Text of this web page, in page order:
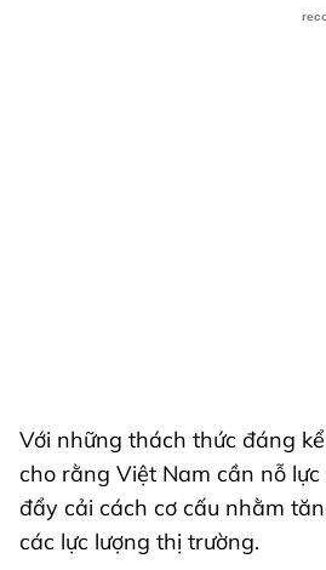
Với những thách thức đáng
cho rằng Việt Nam cần nỗ
đẩy cải cách cơ cấu nhằm
các lực lượng thị trường.